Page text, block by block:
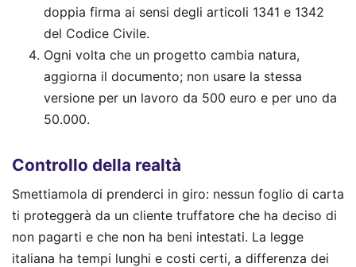
doppia firma ai sensi degli articoli 1341 e 1342
del Codice Civile.
Ogni volta che un progetto cambia natura,
aggiorna il documento; non usare la stessa
versione per un lavoro da 500 euro e per uno da
50.000.
Controllo della realtà
Smettiamola di prenderci in giro: nessun foglio di carta
ti proteggerà da un cliente truffatore che ha deciso di
non pagarti e che non ha beni intestati. La legge
italiana ha tempi lunghi e costi certi, a differenza dei